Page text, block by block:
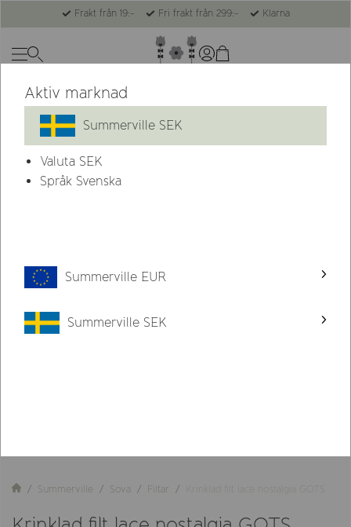
Frakt från 19:- Fri frakt från 299:- Klarna
Summerville Sova Filtar Krinklad filt lace nostalgia GOTS
Aktiv marknad
Summerville SEK
Valuta SEK
Språk Svenska
Summerville EUR
Summerville SEK